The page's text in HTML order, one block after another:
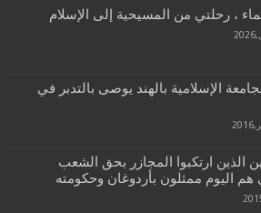
، رحلتي من المسيحية إلى الإسلام
الإسلامیة بالهند یوصی بالتدبر في
الذين ارتكبوا المجازر بحق الشعب
هم اليوم ممثلون بأردوغان وحكومته